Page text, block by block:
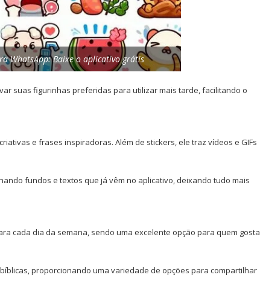
WhatsApp: Baixe o aplicativo grátis
suas figurinhas preferidas para utilizar mais tarde, facilitando o
e frases inspiradoras. Além de stickers, ele traz vídeos e GIFs
fundos e textos que já vêm no aplicativo, deixando tudo mais
cada dia da semana, sendo uma excelente opção para quem gosta
proporcionando uma variedade de opções para compartilhar